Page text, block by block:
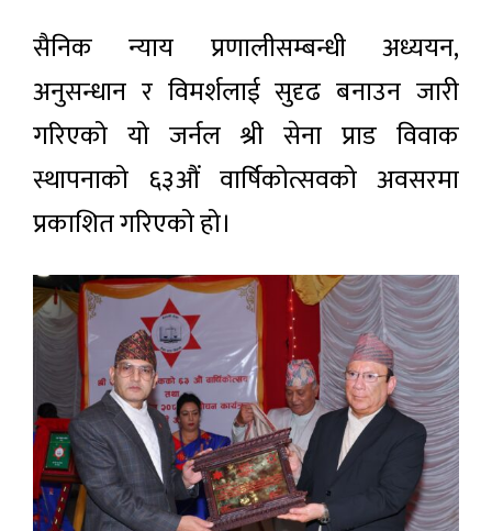
सैनिक न्याय प्रणालीसम्बन्धी अध्ययन,
अनुसन्धान र विमर्शलाई सुदृढ बनाउन जारी
गरिएको यो जर्नल श्री सेना प्राड विवाक
स्थापनाको ६३औं वार्षिकोत्सवको अवसरमा
प्रकाशित गरिएको हो।